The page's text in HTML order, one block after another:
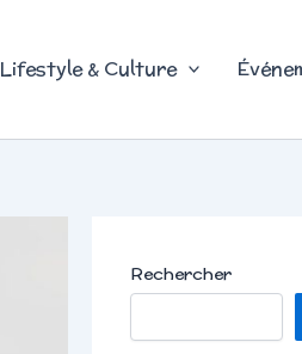
Lifestyle & Culture
Rechercher